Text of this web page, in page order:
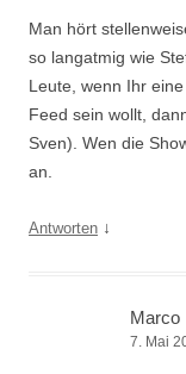
Man hört
so langatmig wie
Leute, wenn Ihr
Feed sein wollt,
Sven). Wen die
an.
Antworten ↓
Marco
7. Mai